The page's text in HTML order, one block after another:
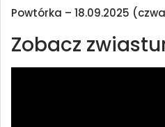
Powtórka – 18.09.2025
Zobacz